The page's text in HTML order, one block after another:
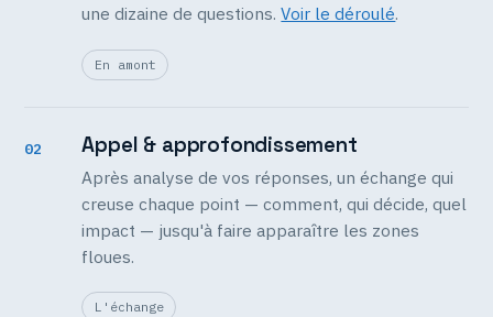
une dizaine de questions.Voir le déroulé.
En amont
02 Appel & approfondissement
Après analyse de vos réponses, un échange qui
creuse chaque point — comment, qui décide, quel
impact — jusqu'à faire apparaître les zones
floues.
L'échange